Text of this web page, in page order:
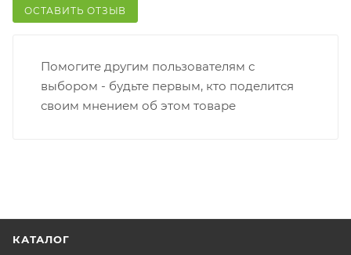
Вскрывать коробку самостоятельно вы можете
не должна превышать 100 000 р.
ОСТАВИТЬ ОТЗЫВ
Помогите другим пользователям с
выбором - будьте первым, кто поделится
своим мнением об этом товаре
КАТАЛОГ